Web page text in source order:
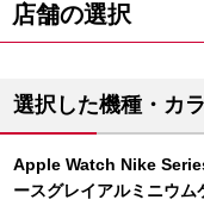
店舗の選択
選択した機種・カ
Apple Watch Nike
ースグレイアルミニウ